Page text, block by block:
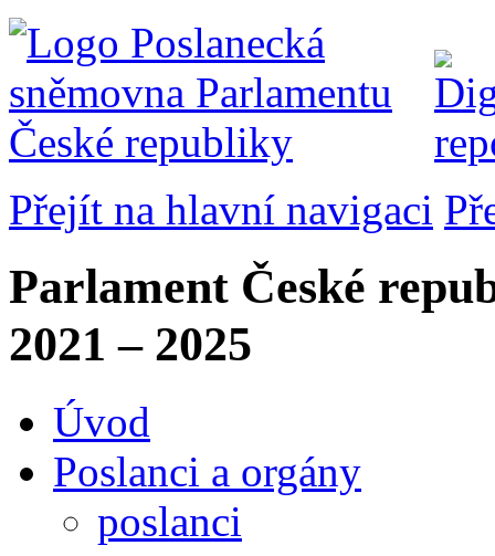
Přejít na hlavní navigaci
Parlament České
2021 – 2025
Úvod
Poslanci a orgány
poslanci